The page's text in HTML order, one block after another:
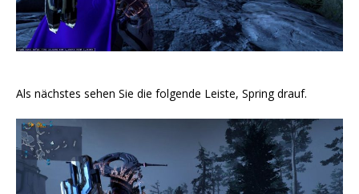
Als nächstes sehen Sie die folgende Leiste, Spring drauf.